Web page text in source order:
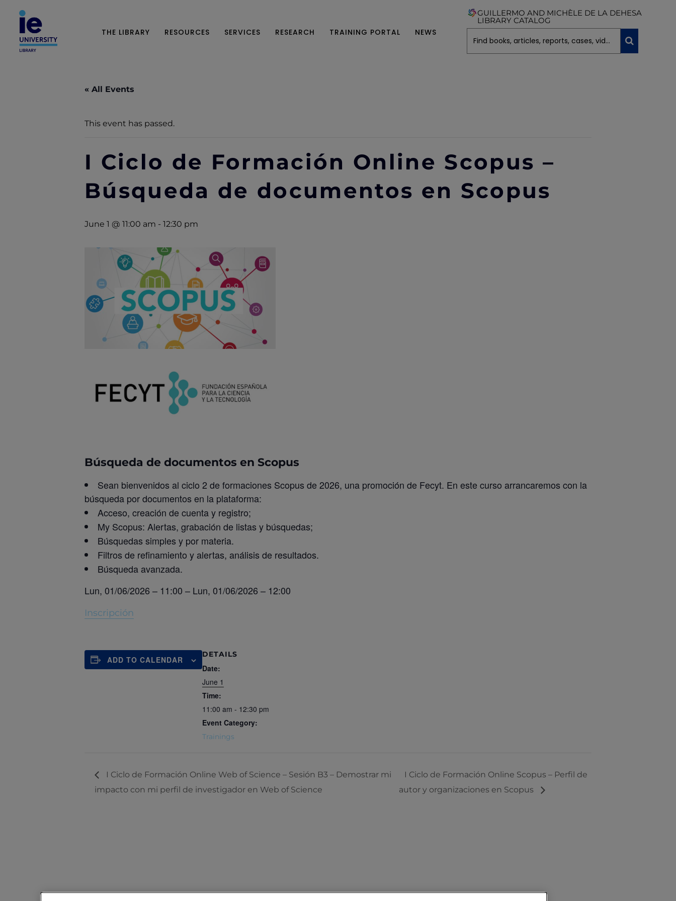
THE LIBRARY RESOURCES SERVICES RESEARCH TRAINING PORTAL NEWS
GUILLERMO AND MICHÈLE DE LA DEHESA
LIBRARY CATALOG
« All Events
This event has passed.
I Ciclo de Formación Online Scopus –
Búsqueda de documentos en Scopus
June 1 @ 11:00 am - 12:30 pm
Búsqueda de documentos en Scopus
Sean bienvenidos al ciclo 2 de formaciones Scopus de 2026, una promoción de Fecyt. En este curso arrancaremos con la
búsqueda por documentos en la plataforma:
Acceso, creación de cuenta y registro;
My Scopus: Alertas, grabación de listas y búsquedas;
Búsquedas simples y por materia.
Filtros de refinamiento y alertas, análisis de resultados.
Búsqueda avanzada.
Lun, 01/06/2026 – 11:00 – Lun, 01/06/2026 – 12:00
Inscripción
ADD TO CALENDAR
DETAILS
Date:
June 1
Time:
11:00 am - 12:30 pm
Event Category:
Trainings
I Ciclo de Formación Online Web of Science – Sesión B3 – Demostrar mi
impacto con mi perfil de investigador en Web of Science
I Ciclo de Formación Online Scopus – Perfil de
autor y organizaciones en Scopus